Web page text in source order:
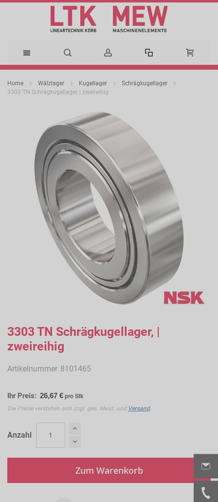
zum
Home Wälzlager Kugellager
Schrägkugellager
3303 TN Schrägkugellager, | zweireihig
Bildergalerie
springen
Anfang
der
Bildergalerie
3303 TN Schrägkugellager, |
zweireihig
Artikelnummer 8101465
Ihr Preis: 26,67 € pro Stk
Die Preise verstehen sich zzgl. ges. Mwst. und Versand.
Anzahl
Zum Warenkorb